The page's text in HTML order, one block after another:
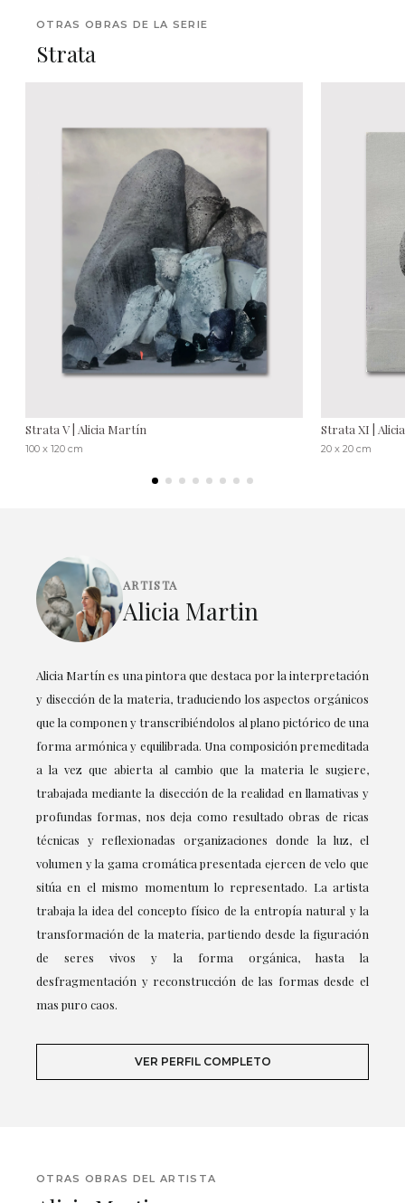
OTRAS OBRAS DE LA SERIE
Strata
Strata V | Alicia Martín
100 x 120 cm
Strata XI |
20 x 20 cm
ARTISTA
Alicia Martin
Alicia Martín es una pintora que destaca por la interpretación
y disección de la materia, traduciendo los aspectos orgánicos
que la componen y transcribiéndolos al plano pictórico de una
forma armónica y equilibrada. Una composición premeditada
a la vez que abierta al cambio que la materia le sugiere,
trabajada mediante la disección de la realidad en llamativas y
profundas formas, nos deja como resultado obras de ricas
técnicas y reflexionadas organizaciones donde la luz, el
volumen y la gama cromática presentada ejercen de velo que
sitúa en el mismo momentum lo representado. La artista
trabaja la idea del concepto físico de la entropía natural y la
transformación de la materia, partiendo desde la figuración
de seres vivos y la forma orgánica, hasta la
desfragmentación y reconstrucción de las formas desde el
mas puro caos.
VER PERFIL COMPLETO
OTRAS OBRAS DEL ARTISTA